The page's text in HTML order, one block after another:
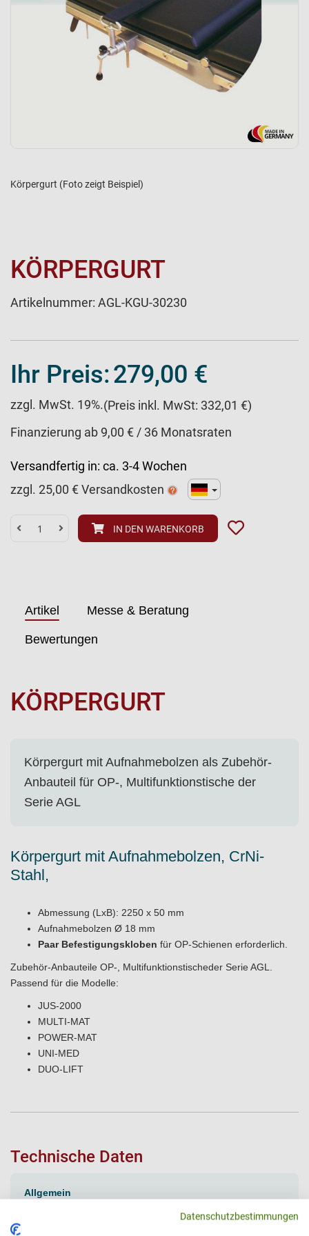
Körpergurt (Foto zeigt Beispiel)
KÖRPERGURT
Artikelnummer: AGL-KGU-30230
Ihr Preis:279,00 €
zzgl. MwSt. 19%.(Preis inkl. MwSt: 332,01 €)
Finanzierung ab 9,00 € / 36 Monatsraten
Versandfertig in: ca. 3-4 Wochen
zzgl. 25,00 € Versandkosten
IN DEN WARENKORB
Artikel Messe & Beratung
Bewertungen
KÖRPERGURT
Körpergurt mit Aufnahmebolzen als Zubehör-
Anbauteil für OP-, Multifunktionstische der
Serie AGL
Körpergurt mit Aufnahmebolzen, CrNi-
Stahl,
Abmessung (LxB): 2250 x 50 mm
Aufnahmebolzen Ø 18 mm
Paar Befestigungskloben für OP-Schienen erforderlich.
Zubehör-Anbauteile OP-, Multifunktionstischeder Serie AGL.
Passend für die Modelle:
JUS-2000
MULTI-MAT
POWER-MAT
UNI-MED
DUO-LIFT
Technische Daten
Allgemein
Datenschutzbestimmungen